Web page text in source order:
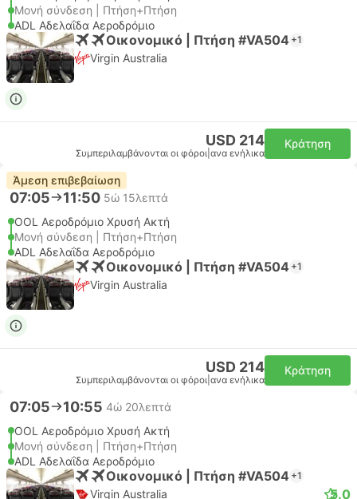
Μονή σύνδεση | Πτήση+Πτήση
ADL Αδελαΐδα Αεροδρόμιο
Οικονομικό | Πτήση #VA504 +1
Virgin Australia
USD 214
Συμπεριλαμβάνονται οι φόροι ανα ενήλικα
Κράτηση
Άμεση επιβεβαίωση
07:05 11:50 5ώ 15λεπτά
OOL Αεροδρόμιο Χρυσή Ακτή
Μονή σύνδεση | Πτήση+Πτήση
ADL Αδελαΐδα Αεροδρόμιο
Οικονομικό | Πτήση #VA504 +1
Virgin Australia
USD 214
Συμπεριλαμβάνονται οι φόροι ανα ενήλικα
Κράτηση
07:05 10:55 4ώ 20λεπτά
OOL Αεροδρόμιο Χρυσή Ακτή
Μονή σύνδεση | Πτήση+Πτήση
ADL Αδελαΐδα Αεροδρόμιο
Οικονομικό | Πτήση #VA504 +1
Virgin Australia 5.0